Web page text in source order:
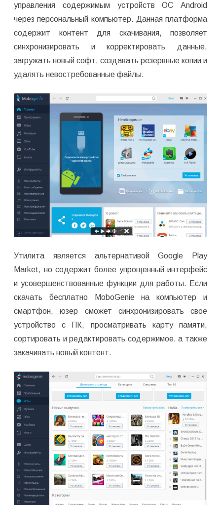
управления содержимым устройств ОС Android
через персональный компьютер. Данная платформа
содержит контент для скачивания, позволяет
синхронизировать и корректировать данные,
загружать новый софт, создавать резервные копии и
удалять невостребованные файлы.
Утилита является альтернативой Google Play
Market, но содержит более упрощенный интерфейс
и усовершенствованные функции для работы. Если
скачать бесплатно MoboGenie на компьютер и
смартфон, юзер сможет синхронизировать свое
устройство с ПК, просматривать карту памяти,
сортировать и редактировать содержимое, а также
закачивать новый контент.